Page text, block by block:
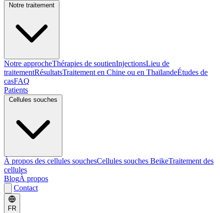
Notre approcheThérapies de soutienInjectionsLieu de
traitementRésultatsTraitement en Chine ou en ThaïlandeÉtudes de
casFAQ
Patients
À propos des cellules souchesCellules souches BeikeTraitement des
cellules
BlogÀ propos
Contact
FR